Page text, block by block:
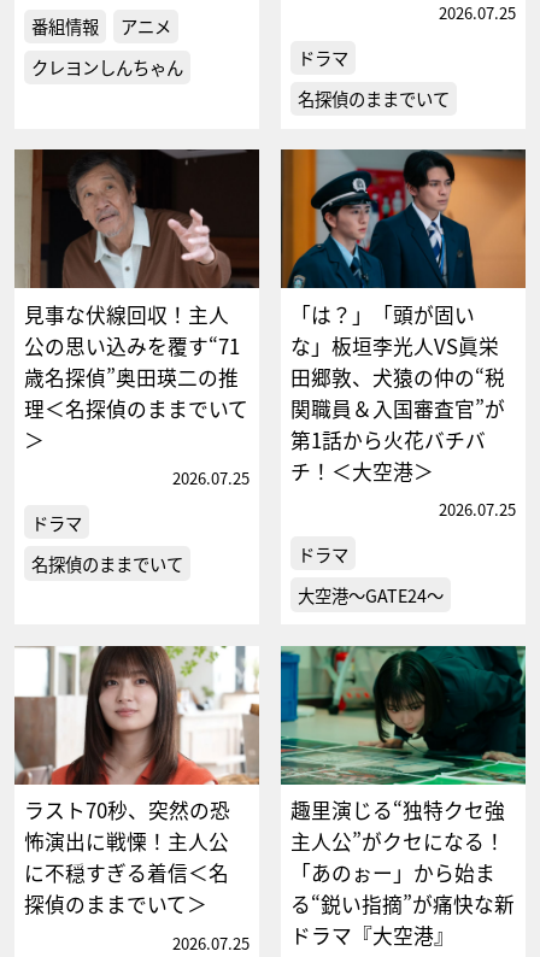
番組情報
アニメ
クレヨンしんちゃん
2026.07.25
ドラマ
名探偵のままでいて
見事な伏線回収！主人
公の思い込みを覆す“71
歳名探偵”奥田瑛二の推
理＜名探偵のままでいて
＞
2026.07.25
ドラマ
名探偵のままでいて
「は？」「頭が固い
な」板垣李光人VS眞栄
田郷敦、犬猿の仲の“税
関職員＆入国審査官”が
第1話から火花バチバ
チ！＜大空港＞
2026.07.25
ドラマ
大空港～GATE24～
ラスト70秒、突然の恐
怖演出に戦慄！主人公
に不穏すぎる着信＜名
探偵のままでいて＞
2026.07.25
趣里演じる“独特クセ強
主人公”がクセになる！
「あのぉー」から始ま
る“鋭い指摘”が痛快な新
ドラマ『大空港』